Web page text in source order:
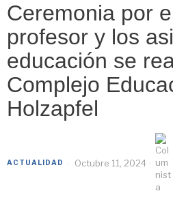
Ceremonia por
profesor y los
educación se
Complejo
Holzapfel
ACTUALIDAD Octubre 11, 2024